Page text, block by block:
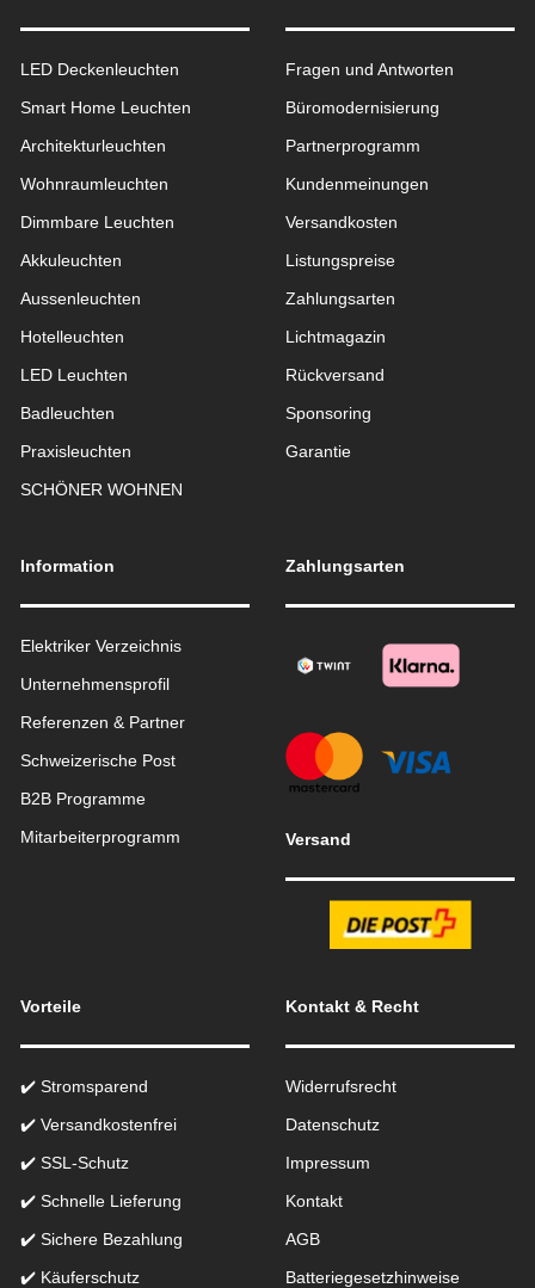
LED Deckenleuchten
Smart Home Leuchten
Architekturleuchten
Wohnraum­leuchten
Dimmbare Leuchten
Akkuleuchten
Aussen­leuchten
Hotelleuchten
LED Leuchten
Badleuchten
Praxisleuchten
SCHÖNER WOHNEN
Fragen und Antworten
Büromodernisierung
Partnerprogramm
Kundenmeinungen
Versandkosten
Listungspreise
Zahlungsarten
Lichtmagazin
Rückversand
Sponsoring
Garantie
Information
Elektriker Verzeichnis
Unternehmensprofil
Referenzen & Partner
Schweizerische Post
B2B Programme
Mitarbeiterprogramm
Zahlungsarten
Versand
Vorteile
✔️ Stromsparend
✔️ Versandkostenfrei
✔️ SSL-Schutz
✔️ Schnelle Lieferung
✔️ Sichere Bezahlung
✔️ Käuferschutz
Kontakt & Recht
Widerrufsrecht
Datenschutz
Impressum
Kontakt
AGB
Batteriegesetzhinweise